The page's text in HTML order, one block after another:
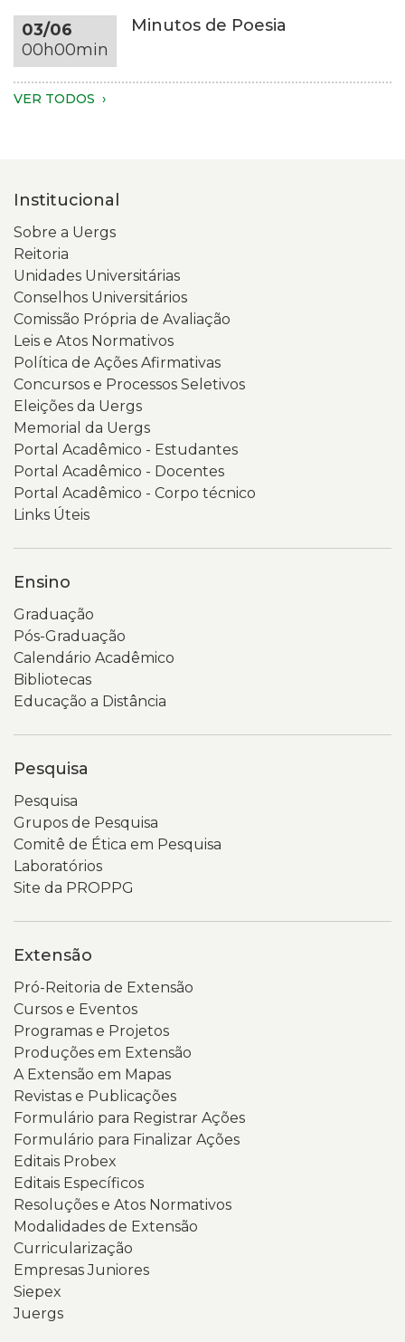
e
do
tronco
visíveis.
moletom
verde-
claro.
Na
tela
do
celular,
aparece
a
página
da
Consulta
Popular
2026,
com
em
tons
verde
e
elementos
gráficos
circulares.
ler
o
título
“Consulta
Popular
2026”
visualizar
dois
em
destaque
nas
cores
preta
e
amarela,
além
de
um
código
QR
na
parte
inferior
da
tonalidade,
em
um
com
suave.
Na
tela
está
aberta
a
página
inicial
do
Portal
da
Transparência
e
Governança
da
Estadual
do
Grande
do
Sul
(Uergs).
No
o
logotipo
da
Uergs
e
um
de
navegação.
banner
em
tons
de
verde
destaca
o
nome
do
portal.
Abaixo,
há
uma
coluna
lateral
com
03/06
00h00min
Minutos de Poesia
VER TODOS
Institucional
Sobre a Uergs
Reitoria
Unidades Universitárias
Conselhos Universitários
Comissão Própria de Avaliação
Leis e Atos Normativos
Política de Ações Afirmativas
Concursos e Processos Seletivos
Eleições da Uergs
Memorial da Uergs
Portal Acadêmico - Estudantes
Portal Acadêmico - Docentes
Portal Acadêmico - Corpo técnico
Links Úteis
Ensino
Graduação
Pós-Graduação
Calendário Acadêmico
Bibliotecas
Educação a Distância
Pesquisa
Pesquisa
Grupos de Pesquisa
Comitê de Ética em Pesquisa
Laboratórios
Site da PROPPG
Extensão
Pró-Reitoria de Extensão
Cursos e Eventos
Programas e Projetos
Produções em Extensão
A Extensão em Mapas
Revistas e Publicações
Formulário para Registrar Ações
Formulário para Finalizar Ações
Editais Probex
Editais Específicos
Resoluções e Atos Normativos
Modalidades de Extensão
Curricularização
Empresas Juniores
Siepex
Juergs